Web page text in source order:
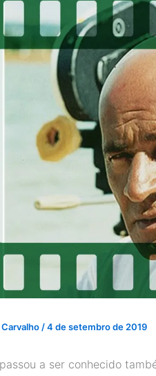
/4 de setembro de 2019
a ser conhecido